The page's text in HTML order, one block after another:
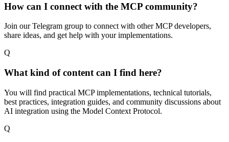
How can I connect with the MCP community?
Join our Telegram group to connect with other MCP developers,
share ideas, and get help with your implementations.
Q
What kind of content can I find here?
You will find practical MCP implementations, technical tutorials,
best practices, integration guides, and community discussions about
AI integration using the Model Context Protocol.
Q